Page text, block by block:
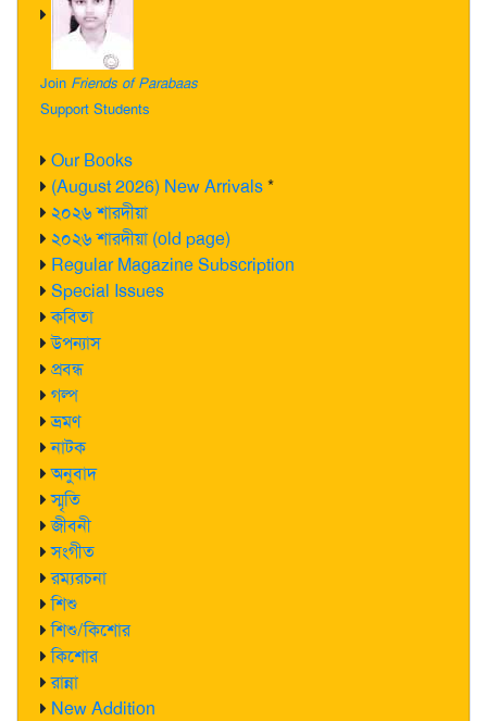
Join Friends of Parabaas
Support Students
Our Books
(August 2026) New Arrivals*
২০২৬ শারদীয়া
২০২৬ শারদীয়া (old page)
Regular Magazine Subscription
Special Issues
কবিতা
উপন্যাস
প্রবন্ধ
গল্প
ভ্রমণ
নাটক
অনুবাদ
স্মৃতি
জীবনী
সংগীত
রম্যরচনা
শিশু
শিশু/কিশোর
কিশোর
রান্না
New Addition